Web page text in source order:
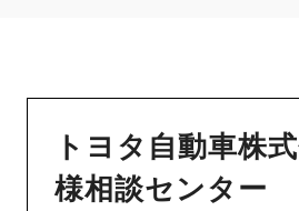
トヨタ自動車株
様相談センター